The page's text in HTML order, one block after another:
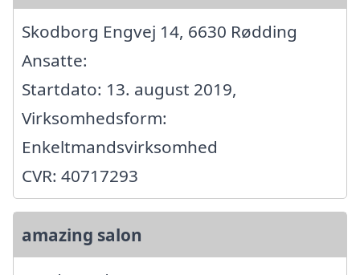
Skodborg Engvej 14, 6630 Rødding
Ansatte:
Startdato: 13. august 2019,
Virksomhedsform:
Enkeltmandsvirksomhed
CVR: 40717293
amazing salon